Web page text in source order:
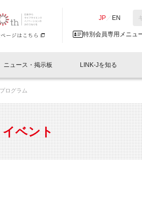
JP EN
特別会員専用メニュ
閉じる
イベントレポート一覧
LINK-J主催・共催
LINK-J協賛・協力
？
タビュー 会報
ム 日本
ニュース・掲示板
人と情報の交流掲示板一覧
会員プレスリリース
募集
LINK-Jを知る
事業
GTB
て 入会
施設
ログラム
イベント